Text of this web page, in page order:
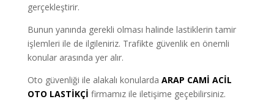
gerçekleştirir.
Bunun yanında gerekli olması halinde lastiklerin tamir
işlemleri ile de ilgileniriz. Trafikte güvenlik en önemli
konular arasında yer alır.
Oto güvenliği ile alakalı konularda ARAP CAMİ ACİL
OTO LASTİKÇİ firmamız ile iletişime geçebilirsiniz.